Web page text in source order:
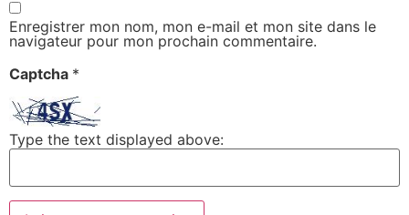
Enregistrer mon nom, mon e-mail et mon site dans le
navigateur pour mon prochain commentaire.
Captcha *
Type the text displayed above: